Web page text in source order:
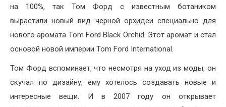
на 100%, так Том Форд с известным ботаником
вырастили новый вид черной орхидеи специально для
нового аромата Tom Ford Black Orchid. Этот аромат и стал
основой новой империи Tom Ford International.
Том Форд вспоминает, что несмотря на уход из моды, он
скучал по дизайну, ему хотелось создавать новые и
интересные вещи. И в 2007 году он открывает